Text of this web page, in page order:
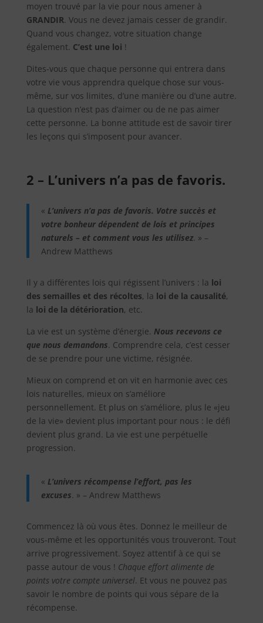
moyen trouvé par la vie pour nous amener à
GRANDIR. Vous ne devez jamais cesser de grandir.
Quand vous changez, votre situation change
également. C’est une loi !
Dites-vous que chaque personne qui entrera dans
votre vie vous apprendra quelque chose sur vous-
même, sur vos limites, d’une manière ou d’une autre.
La question n’est pas d’aimer ou de ne pas aimer
cette personne. La bonne attitude est de savoir tirer
les leçons qui s’imposent pour avancer.
2 – L’univers n’a pas de favoris.
« L’univers n’a pas de favoris. Votre succès et
votre bonheur dépendent de lois et principes
naturels – et comment vous les utilisez. » –
Andrew Matthews
Il y a différentes lois qui régissent l’univers : la loi
des semailles et des récoltes, la loi de la causalité,
la loi de la détérioration, etc.
La vie est un système d’énergie. Nous recevons ce
que nous demandons. Comprendre cela, c’est cesser
de se prendre pour une victime, résignée.
Mieux on comprend et on vit en harmonie avec ces
lois naturelles, mieux on s’améliore
personnellement. Et plus on s’améliore, plus le «jeu
de la vie» devient plus important pour nous : le défi
devient plus grand. La vie est une perpétuelle
progression.
« L’univers récompense l’effort, pas les
excuses. » – Andrew Matthews
Commencez là où vous êtes. Donnez le meilleur de
vous-même et les opportunités vous trouveront. Tout
arrive progressivement. Soyez attentif à ce qui se
passe autour de vous ! Chaque effort alimente de
points votre compte universel. Et vous ne pouvez pas
savoir le nombre de points qui vous sépare de la
récompense.